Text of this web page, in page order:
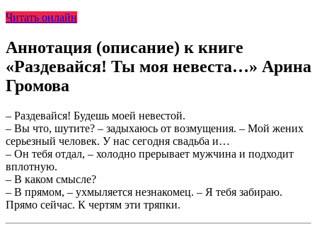
Читать онлайн
Аннотация (описание) к книге
«Раздевайся! Ты моя невеста…» Арина
Громова
– Раздевайся! Будешь моей невестой.
– Вы что, шутите? – задыхаюсь от возмущения. – Мой жених
серьезный человек. У нас сегодня свадьба и…
– Он тебя отдал, – холодно прерывает мужчина и подходит
вплотную.
– В каком смысле?
– В прямом, – ухмыляется незнакомец. – Я тебя забираю.
Прямо сейчас. К чертям эти тряпки.